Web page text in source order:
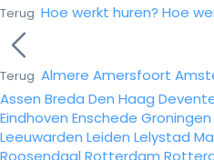
Terug Hoe werkt huren? Hoe
Terug Almere Amersfoort
Assen Breda Den Haag
Eindhoven Enschede Groningen
Leeuwarden Leiden Lelystad
Roosendaal Rotterdam